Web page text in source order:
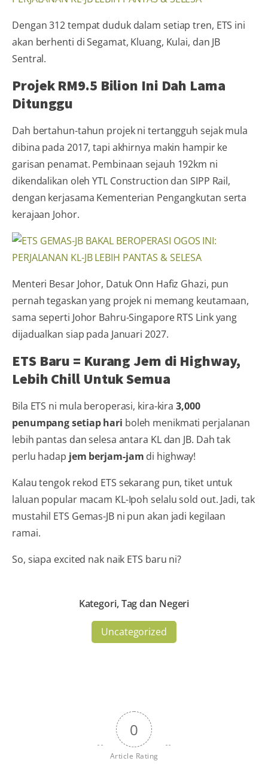
Dengan 312 tempat duduk dalam setiap tren, ETS ini
akan berhenti di Segamat, Kluang, Kulai, dan JB
Sentral.
Projek RM9.5 Bilion Ini Dah Lama
Ditunggu
Dah bertahun-tahun projek ni tertangguh sejak mula
dibina pada 2017, tapi akhirnya makin hampir ke
garisan penamat. Pembinaan sejauh 192km ni
dikendalikan oleh YTL Construction dan SIPP Rail,
dengan kerjasama Kementerian Pengangkutan serta
kerajaan Johor.
Menteri Besar Johor, Datuk Onn Hafiz Ghazi, pun
pernah tegaskan yang projek ni memang keutamaan,
sama seperti Johor Bahru-Singapore RTS Link yang
dijadualkan siap pada Januari 2027.
ETS Baru = Kurang Jem di Highway,
Lebih Chill Untuk Semua
Bila ETS ni mula beroperasi, kira-kira3,000
penumpang setiap hari boleh menikmati perjalanan
lebih pantas dan selesa antara KL dan JB. Dah tak
perlu hadap jem berjam-jam di highway!
Kalau tengok rekod ETS sekarang pun, tiket untuk
laluan popular macam KL-Ipoh selalu sold out. Jadi, tak
mustahil ETS Gemas-JB ni pun akan jadi kegilaan
ramai.
So, siapa excited nak naik ETS baru ni?
Kategori, Tag dan Negeri
Uncategorized
0
Article Rating